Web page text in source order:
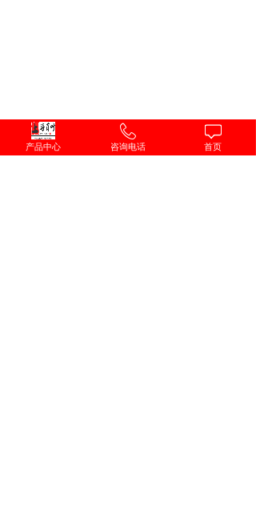
产品中心 咨询电话 首页